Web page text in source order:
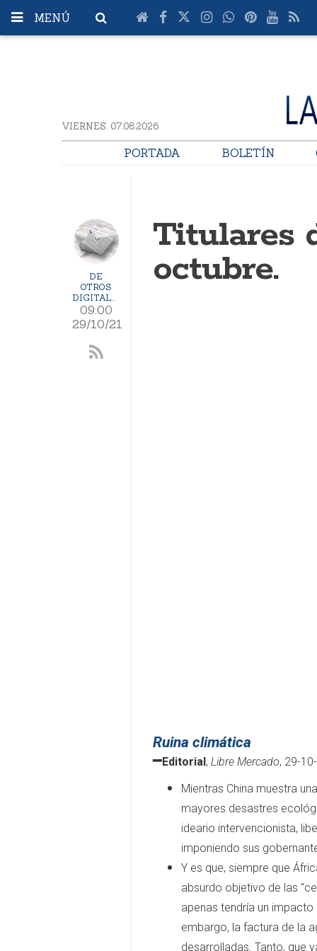
MENÚ
VIERNES. 07.08.2026
PORTADA BOLETÍN
DE
OTROS
DIGITALES
09:00
29/10/21
Titulares
octubre.
Ruina climática
━Editorial , Libre Mercado, 29-
Mientras China muestra
mayores desastres
ideario intervencionista,
imponiendo sus
Y es que, siempre que
absurdo objetivo de las
apenas tendría un
embargo, la factura de la
desarrolladas. Tanto, que